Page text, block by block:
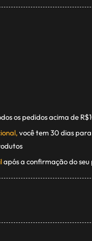
os pedidos acima de
você tem 30 dias
após a confirmação do seu